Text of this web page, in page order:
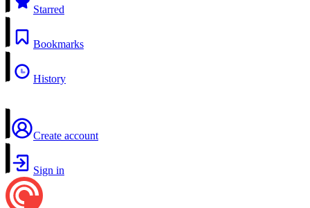
Starred
Bookmarks
History
Create account
Sign in